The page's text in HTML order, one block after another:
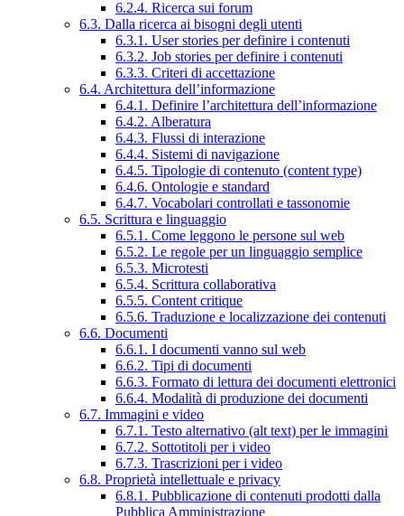
6.2.4. Ricerca sui forum
6.3. Dalla ricerca ai bisogni degli utenti
6.3.1. User stories per definire i contenuti
6.3.2. Job stories per definire i contenuti
6.3.3. Criteri di accettazione
6.4. Architettura dell’informazione
6.4.1. Definire l’architettura dell’informazione
6.4.2. Alberatura
6.4.3. Flussi di interazione
6.4.4. Sistemi di navigazione
6.4.5. Tipologie di contenuto (content type)
6.4.6. Ontologie e standard
6.4.7. Vocabolari controllati e tassonomie
6.5. Scrittura e linguaggio
6.5.1. Come leggono le persone sul web
6.5.2. Le regole per un linguaggio semplice
6.5.3. Microtesti
6.5.4. Scrittura collaborativa
6.5.5. Content critique
6.5.6. Traduzione e localizzazione dei contenuti
6.6. Documenti
6.6.1. I documenti vanno sul web
6.6.2. Tipi di documenti
6.6.3. Formato di lettura dei documenti elettronici
6.6.4. Modalità di produzione dei documenti
6.7. Immagini e video
6.7.1. Testo alternativo (alt text) per le immagini
6.7.2. Sottotitoli per i video
6.7.3. Trascrizioni per i video
6.8. Proprietà intellettuale e privacy
6.8.1. Pubblicazione di contenuti prodotti dalla
Pubblica Amministrazione